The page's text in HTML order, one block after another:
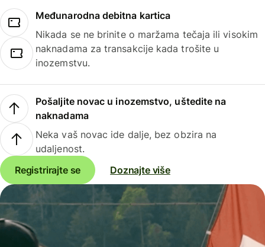
Međunarodna debitna kartica
Nikada se ne brinite o maržama tečaja ili visokim
naknadama za transakcije kada trošite u
inozemstvu.
Pošaljite novac u inozemstvo, uštedite na
naknadama
Neka vaš novac ide dalje, bez obzira na
udaljenost.
Registrirajte se
Doznajte više